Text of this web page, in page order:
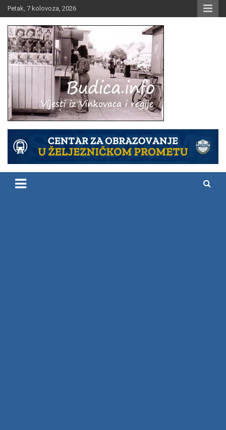
Skip
to
content
Petak, 7 kolovoza, 2026
Budica.info